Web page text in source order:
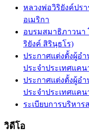
หลวงพ่อวิริยังค์ปร
อเมริกา
อบรมสมาธิภาวนา
ริยังค์ สิรินฺธโร)
ประกาศแต่งตั้งผู้อ
ประจำประเทศแค
ประกาศแต่งตั้งผู้อ
ประจำประเทศแคน
ระเบียบการบริหาร
วิดีโอ